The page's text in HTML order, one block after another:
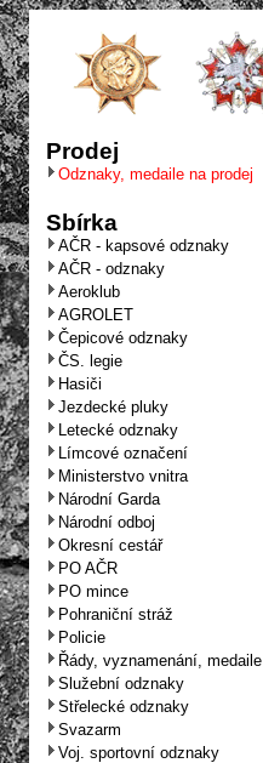
Prodej
Odznaky, medaile na prodej
Sbírka
AČR - kapsové odznaky
AČR - odznaky
Aeroklub
AGROLET
Čepicové odznaky
ČS. legie
Hasiči
Jezdecké pluky
Letecké odznaky
Límcové označení
Ministerstvo vnitra
Národní Garda
Národní odboj
Okresní cestář
PO AČR
PO mince
Pohraniční stráž
Policie
Řády, vyznamenání, medaile
Služební odznaky
Střelecké odznaky
Svazarm
Voj. sportovní odznaky